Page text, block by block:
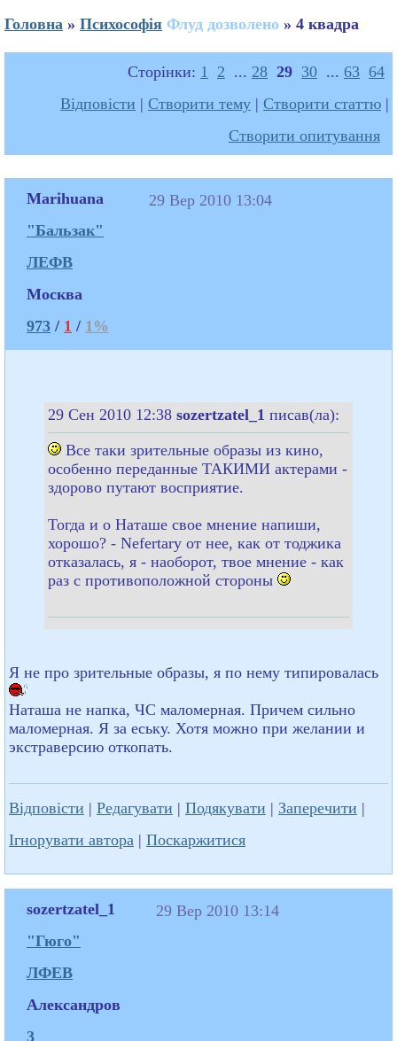
Головна » Психософія Флуд дозволено » 4 квадра
Сторінки: 1 2 ... 28 29 30 ... 63 64
Відповісти | Створити тему | Створити статтю |
Створити опитування
Marihuana
"Бальзак"
ЛЕФВ
Москва
973 / 1 / 1%
29 Вер 2010 13:04
29 Сен 2010 12:38 sozertzatel_1 писав(ла):
Все таки зрительные образы из кино,
особенно переданные ТАКИМИ актерами -
здорово путают восприятие.
Тогда и о Наташе свое мнение напиши,
хорошо? - Nefertary от нее, как от тоджика
отказалась, я - наоборот, твое мнение - как
раз с противоположной стороны
Я не про зрительные образы, я по нему типировалась
Наташа не напка, ЧС маломерная. Причем сильно
маломерная. Я за еську. Хотя можно при желании и
экстраверсию откопать.
Відповісти | Редагувати | Подякувати | Заперечити |
Ігнорувати автора | Поскаржитися
sozertzatel_1
"Гюго"
ЛФЕВ
Александров
3
29 Вер 2010 13:14